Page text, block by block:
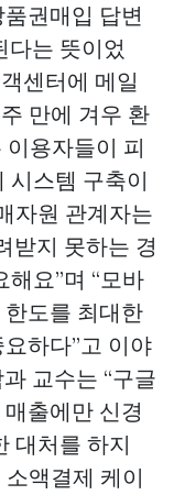
품권매입 답변
다는 뜻이었
센터에 메일
만에 겨우 환
용자들이 피
시스템 구축이
자원 관계자는
받지 못하는 경
요”며 “모바
도를 최대한
하다”고 이야
교수는 “구글
출에만 신경
대처를 하지
액결제 케이